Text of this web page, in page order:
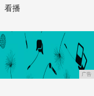
看播
广告